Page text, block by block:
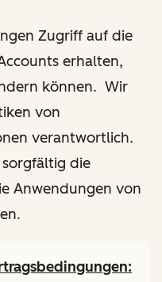
Zugriff auf die
erhalten,
können. Wir
von
verantwortlich.
die
Anwendungen von